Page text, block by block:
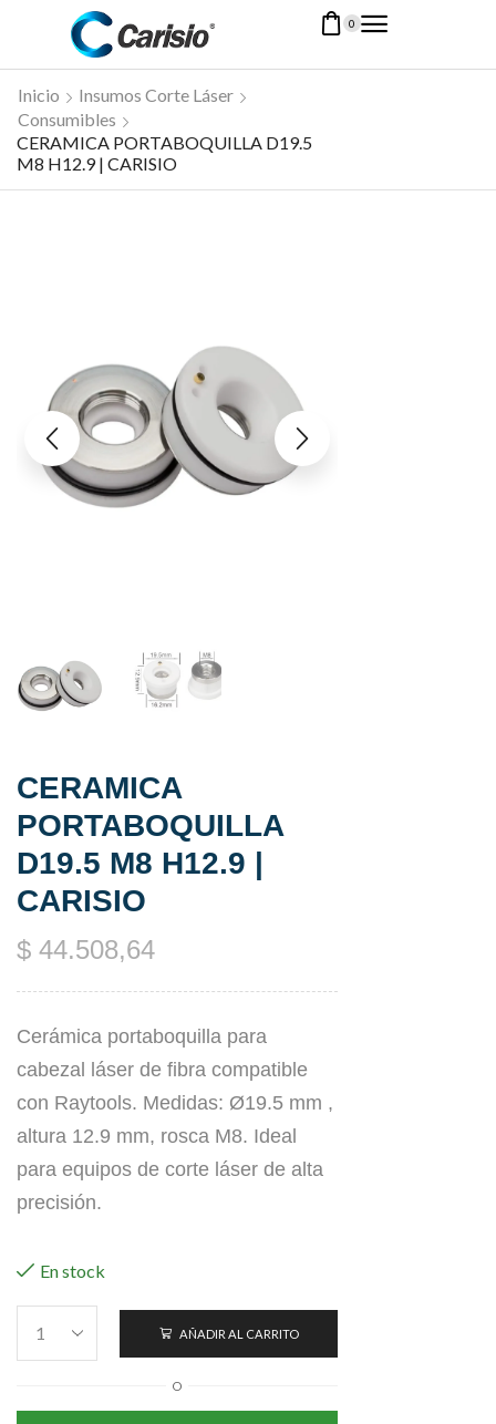
0
Inicio
Insumos Corte Láser
Consumibles
CERAMICA PORTABOQUILLA D19.5
M8 H12.9 | CARISIO
CERAMICA
PORTABOQUILLA
D19.5 M8 H12.9 |
CARISIO
$ 44.508,64
Cerámica portaboquilla para
cabezal láser de fibra compatible
con Raytools. Medidas: Ø19.5 mm ,
altura 12.9 mm, rosca M8. Ideal
para equipos de corte láser de alta
precisión.
En stock
AÑADIR AL CARRITO
O